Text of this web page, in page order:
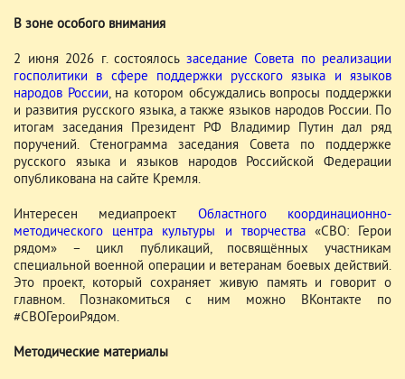
В зоне особого внимания
2 июня 2026 г. состоялось заседание Совета по реализации
госполитики в сфере поддержки русского языка и языков
народов России, на котором обсуждались вопросы поддержки
и развития русского языка, а также языков народов России. По
итогам заседания Президент РФ Владимир Путин дал ряд
поручений. Стенограмма заседания Совета по поддержке
русского языка и языков народов Российской Федерации
опубликована на сайте Кремля.
Интересен медиапроект Областного координационно-
методического центра культуры и творчества «СВО: Герои
рядом» – цикл публикаций, посвящённых участникам
специальной военной операции и ветеранам боевых действий.
Это проект, который сохраняет живую память и говорит о
главном. Познакомиться с ним можно ВКонтакте по
#СВОГероиРядом.
Методические материалы